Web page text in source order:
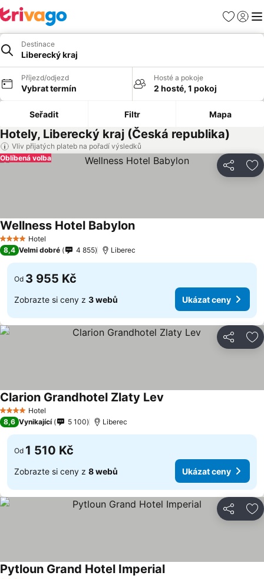
Oblíbené
Destinace
Liberecký kraj
Příjezd/odjezd
Vybrat termín
Hosté a pokoje
2 hosté, 1 pokoj
Seřadit Filtr Mapa
Hotely, Liberecký kraj (Česká republika)
Vliv přijatých plateb na pořadí výsledků
Sdílet
Oblíbená volba
4 Počet hvězdiček
Hotel
Wellness Hotel Babylon
8,4 Velmi dobré 4 855 Liberec
Od 3 955 Kč
Zobrazte si ceny z 3 webů Ukázat ceny
Sdílet
4 Počet hvězdiček
Hotel
Clarion Grandhotel Zlaty Lev
8,6 Vynikající 5 100 Liberec
Od 1 510 Kč
Zobrazte si ceny z 8 webů Ukázat ceny
Sdílet
Pytloun Grand Hotel Imperial